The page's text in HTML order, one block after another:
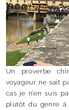
Un proverbe
voyageur ne sait
cas je n’en suis
plutôt du genre à